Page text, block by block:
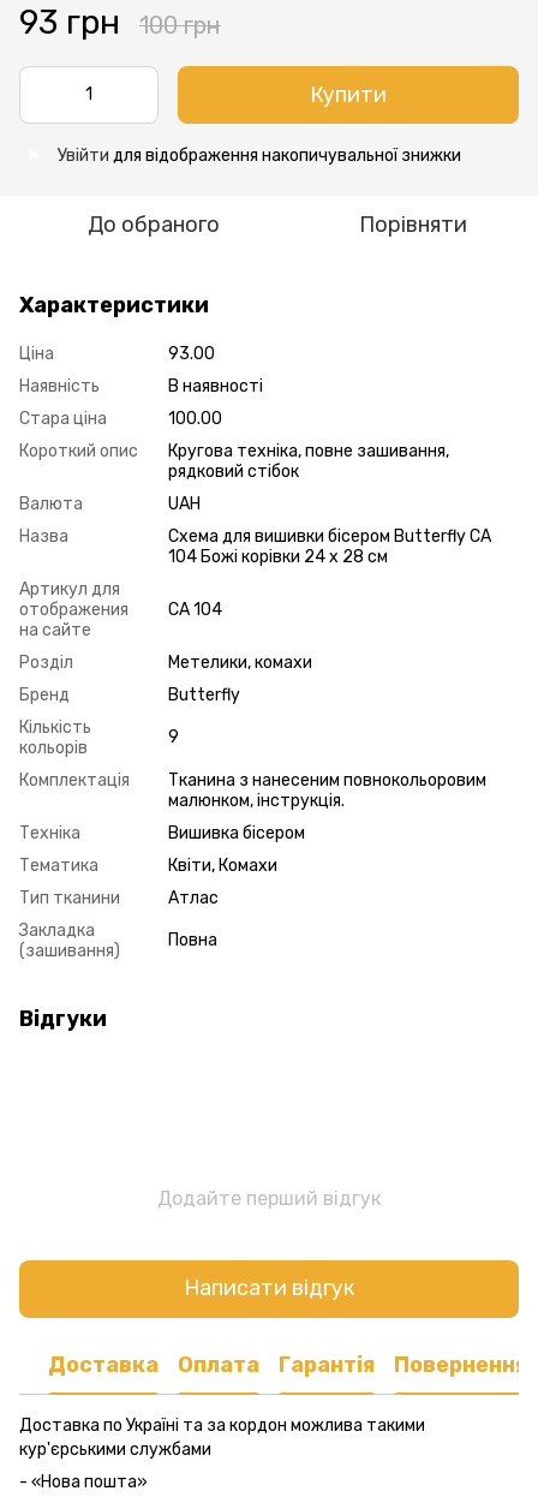
93 грн 100 грн
Купити
Увійти для відображення накопичувальної знижки
До обраного Порівняти
Характеристики
Ціна
93.00
Наявність
В наявності
Стара ціна
100.00
Короткий опис
Кругова техніка, повне зашивання,
рядковий стібок
Валюта
UAH
Назва
Схема для вишивки бісером Butterfly СА
104 Божі корівки 24 х 28 см
Артикул для
отображения
на сайте
СА 104
Розділ
Метелики, комахи
Бренд
Butterfly
Кількість
кольорів
9
Комплектація
Тканина з нанесеним повнокольоровим
малюнком, інструкція.
Техніка
Вишивка бісером
Тематика
Квіти, Комахи
Тип тканини
Атлас
Закладка
(зашивання)
Повна
Відгуки
Додайте перший відгук
Написати відгук
Доставка Оплата Гарантія Повернення
Доставка по Україні та за кордон можлива такими
кур'єрськими службами
- «Нова пошта»